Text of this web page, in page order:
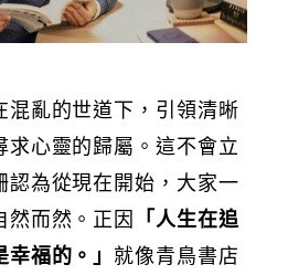
混亂的世道下，引領清晰
求心靈的歸屬。這不會立
認為從現在開始，大家一
然而然。正因 「人生在追
福的。」 就像青鳥書店